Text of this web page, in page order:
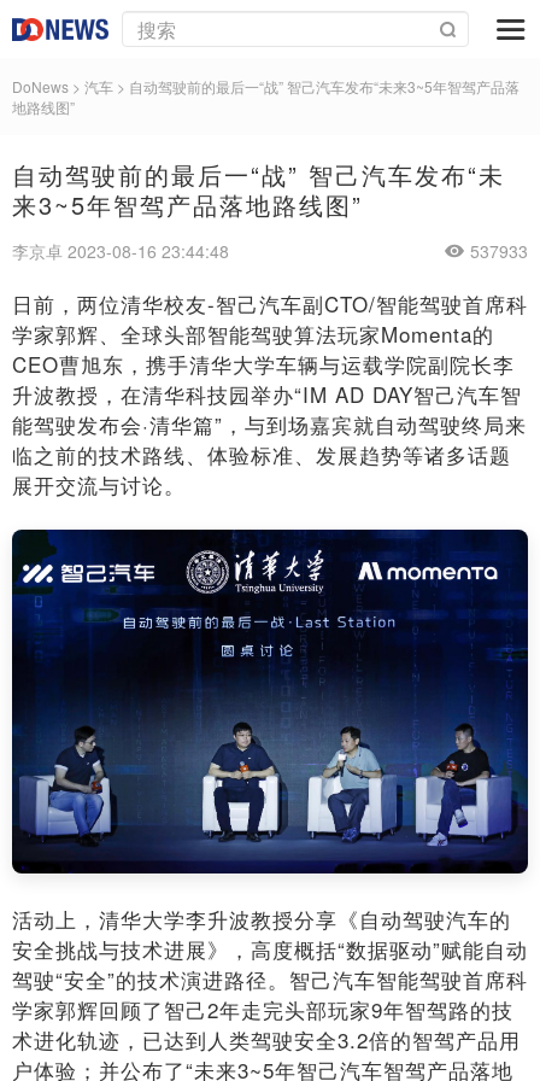
DoNews > 汽车 > 自动驾驶前的最后一“战” 智己汽车发布“未来3~5年智驾产品落
地路线图”
自动驾驶前的最后一“战” 智己汽车发布“未
来3~5年智驾产品落地路线图”
李京卓 2023-08-16 23:44:48 537933
日前，两位清华校友-智己汽车副CTO/智能驾驶首席科
学家郭辉、全球头部智能驾驶算法玩家Momenta的
CEO曹旭东，携手清华大学车辆与运载学院副院长李
升波教授，在清华科技园举办“IM AD DAY智己汽车智
能驾驶发布会·清华篇”，与到场嘉宾就自动驾驶终局来
临之前的技术路线、体验标准、发展趋势等诸多话题
展开交流与讨论。
活动上，清华大学李升波教授分享《自动驾驶汽车的
安全挑战与技术进展》，高度概括“数据驱动”赋能自动
驾驶“安全”的技术演进路径。智己汽车智能驾驶首席科
学家郭辉回顾了智己2年走完头部玩家9年智驾路的技
术进化轨迹，已达到人类驾驶安全3.2倍的智驾产品用
户体验；并公布了“未来3~5年智己汽车智驾产品落地